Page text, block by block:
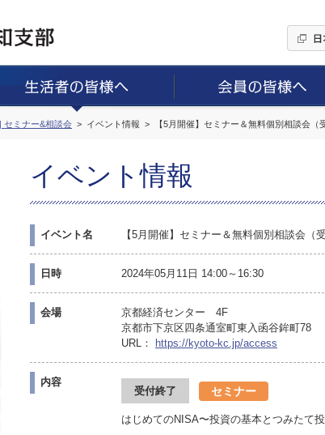
セミナー&相談会 イベント情報 【5月開催】セミナー＆無料個別相談会（
イベント情報
イベント名 【5月開催】セミナー＆無料個別相談会（
日時 2024年05月11日 14:00～16:30
会場
京都経済センター 4F
京都市下京区四条通室町東入函谷鉾町78
URL：
https://kyoto-kc.jp/access
内容
受付終了 セミナー
はじめてのNISA〜投資の基本とつみたて